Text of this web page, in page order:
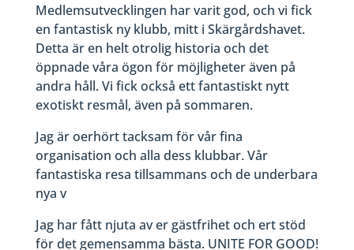
Medlemsutvecklingen har varit god, och vi fick
en fantastisk ny klubb, mitt i Skärgårdshavet.
Detta är en helt otrolig historia och det
öppnade våra ögon för möjligheter även på
andra håll. Vi fick också ett fantastiskt nytt
exotiskt resmål, även på sommaren.
Jag är oerhört tacksam för vår fina
organisation och alla dess klubbar. Vår
fantastiska resa tillsammans och de underbara
nya v
Jag har fått njuta av er gästfrihet och ert stöd
för det gemensamma bästa. UNITE FOR GOOD!